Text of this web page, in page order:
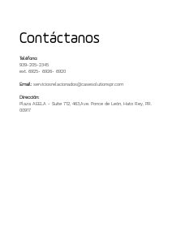
Contáctanos
Teléfono:
939-205-2345
ext. 6925- 6926- 6920
Email:serviciosrelacionados@casesolutionspr.com
Dirección:
Plaza AEELA - Suite 712, 463,Ave. Ponce de León, Hato Rey, P.R.
00917